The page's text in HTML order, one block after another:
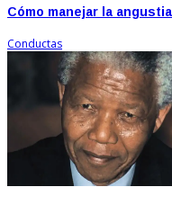
Cómo manejar la
Conductas